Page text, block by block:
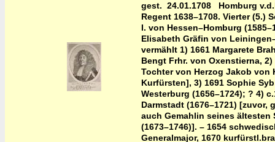
gest. 24.01.1708 Homburg
Regent 1638–1708. Vierter (5.)
I. von Hessen–Homburg
Elisabeth Gräfin von
vermählt 1) 1661 Margarete
Bengt Frhr. von Oxenstierna,
Tochter von Herzog Jakob von
Kurfürsten], 3) 1691 Sophie
Westerburg (1656–1724); ? 4)
Darmstadt (1676–1721) [zuvor,
auch Gemahlin seines ältesten
(1673–1746)]. – 1654
Generalmajor, 1670